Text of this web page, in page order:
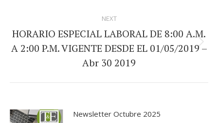
NEXT
Next
post:
HORARIO ESPECIAL LABORAL DE 8:00 A.M.
A 2:00 P.M. VIGENTE DESDE EL 01/05/2019 –
Abr 30 2019
Newsletter Octubre 2025